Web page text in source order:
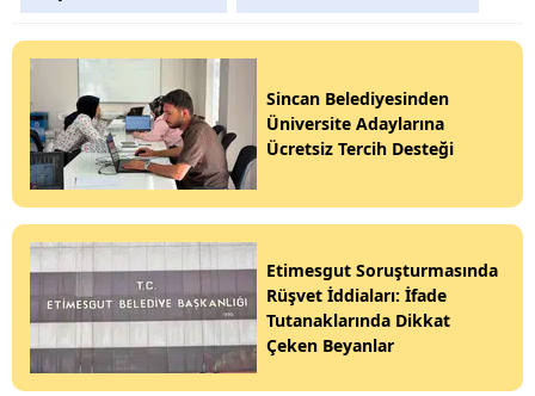
Sincan Belediyesinden
Üniversite Adaylarına
Ücretsiz Tercih Desteği
Etimesgut Soruşturmasında
Rüşvet İddiaları: İfade
Tutanaklarında Dikkat
Çeken Beyanlar